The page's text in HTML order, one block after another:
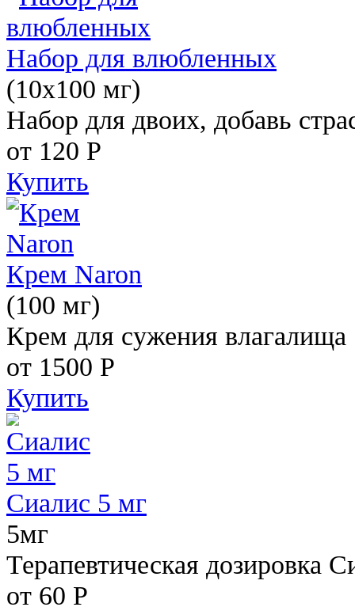
Набор для влюбленных
(10х100 мг)
Набор для двоих, добавь
от 120 Р
Купить
Крем Naron
(100 мг)
Крем для сужения влагалища
от 1500 Р
Купить
Сиалис 5 мг
5мг
Терапевтическая дозировка
от 60 Р